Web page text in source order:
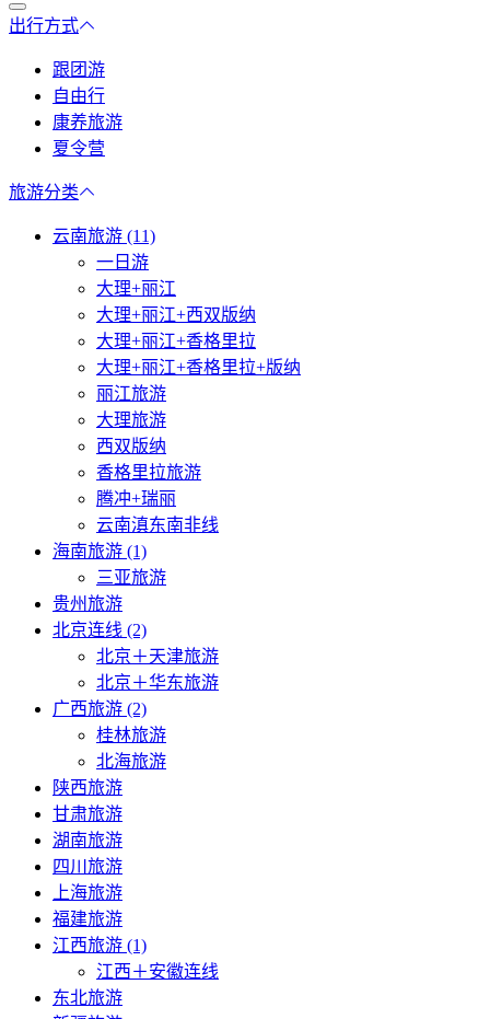
出行方式
跟团游
自由行
康养旅游
夏令营
旅游分类
云南旅游 (11)
一日游
大理+丽江
大理+丽江+西双版纳
大理+丽江+香格里拉
大理+丽江+香格里拉+版纳
丽江旅游
大理旅游
西双版纳
香格里拉旅游
腾冲+瑞丽
云南滇东南非线
海南旅游 (1)
三亚旅游
贵州旅游
北京连线 (2)
北京＋天津旅游
北京＋华东旅游
广西旅游 (2)
桂林旅游
北海旅游
陕西旅游
甘肃旅游
湖南旅游
四川旅游
上海旅游
福建旅游
江西旅游 (1)
江西＋安徽连线
东北旅游